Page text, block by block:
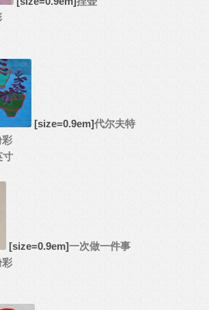
[size=0.9em]代尔夫特
彩
寸
[size=0.9em]一次做一件事
彩